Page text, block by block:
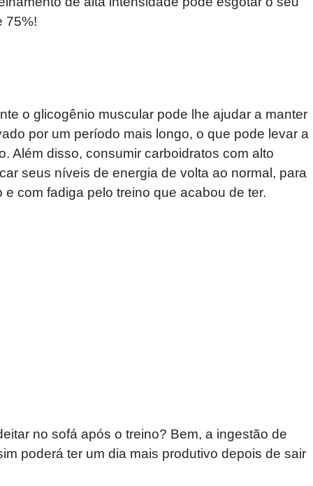
75%!
o glicogênio muscular pode lhe ajudar a manter
por um período mais longo, o que pode levar a
Além disso, consumir carboidratos com alto
seus níveis de energia de volta ao normal, para
com fadiga pelo treino que acabou de ter.
no sofá após o treino? Bem, a ingestão de
poderá ter um dia mais produtivo depois de sair